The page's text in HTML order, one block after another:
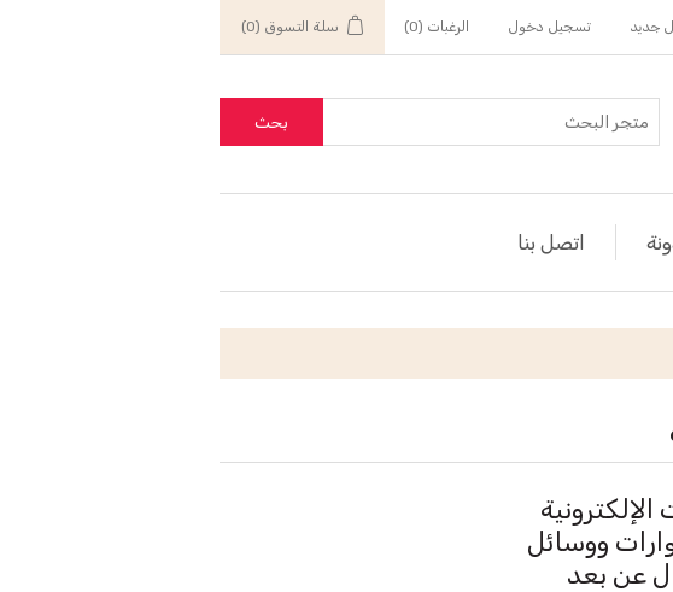
جديد تسجيل دخول الرغبات (0) سلة التسوق (0)
بحث
اتصل بنا
الإلكترونية
ووسائل
عن بعد